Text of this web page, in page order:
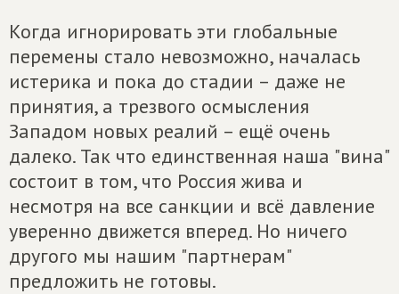
Когда игнорировать эти глобальные
перемены стало невозможно, началась
истерика и пока до стадии – даже не
принятия, а трезвого осмысления
Западом новых реалий – ещё очень
далеко. Так что единственная наша "вина"
состоит в том, что Россия жива и
несмотря на все санкции и всё давление
уверенно движется вперед. Но ничего
другого мы нашим "партнерам"
предложить не готовы.